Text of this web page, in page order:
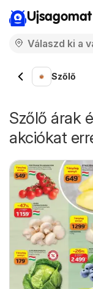
Ujsagomat
Szőlő
Szőlő árak
akciókat